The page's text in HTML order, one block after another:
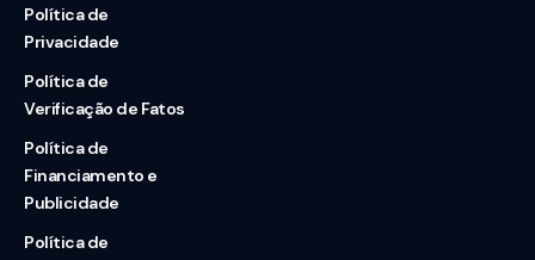
Política de
Privacidade
Política de
Verificação de Fatos
Política de
Financiamento e
Publicidade
Política de